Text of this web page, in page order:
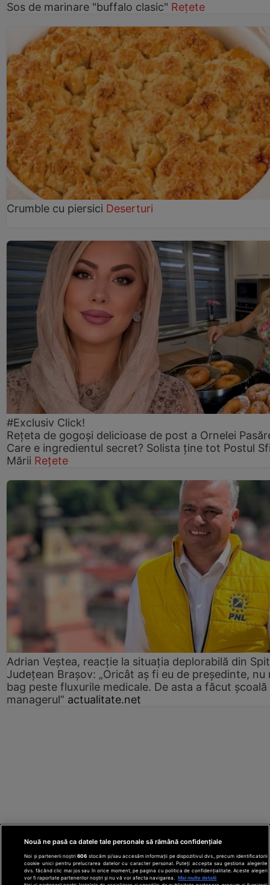
Sos de marinare "buffalo clasic" Rețete
Crumble cu piersici Deserturi
#Exclusiv Click!
Rețeta de gogoşi delicioase de post a Ornelei
Care e ingredientul secret? Solista ține tot Postul
Mării Rețete
Adrian Veștea, reacție la situația deplorabilă din
Județean Brașov: „Oricât aș fi eu de președinte, nu
bag peste fluxurile medicale. De asta a făcut școală
managerul” actualitate.net
Nouă ne pasă ca datele tale personale să rămână confidențiale
Noi și partenerii noștri606 stocăm și/sau accesăm informații pe dispozitivul dvs., precum identificatorii
cookie unici pentru prelucrarea datelor cu caracter personal. Puteți accepta sau gestiona alegerile
dvs. făcând clic mai jos sau în orice moment, pe pagina cu politica de confidențialitate. Aceste alegeri
vor fi raportate partenerilor noștri și nu vă vor afecta navigarea.
Mai multe detalii